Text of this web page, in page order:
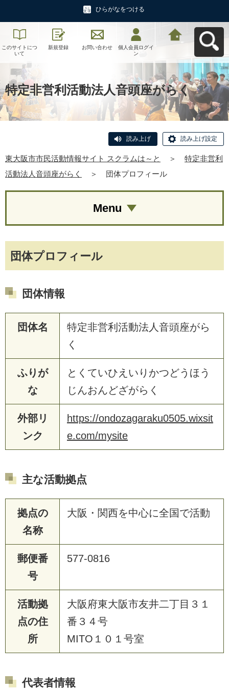
ひらがなをつける
このサイトにつ
いて
新規登録 お問い合わせ
個人会員ログイ
ン
クラムは～とへ
特定非営利活動法人音頭座がらく
読み上げ 読み上げ設定
東大阪市市民活動情報サイト スクラムは～と ＞
特定非営利
活動法人音頭座がらく
＞ 団体プロフィール
団体プロフィール
団体情報
団体名
特定非営利活動法人音頭座がら
く
ふりが
な
とくていひえいりかつどうほう
じんおんどざがらく
外部リ
ンク
https://ondozagaraku0505.wixsit
e.com/mysite
主な活動拠点
拠点の
名称
大阪・関西を中心に全国で活動
郵便番
号
577-0816
活動拠
点の住
所
大阪府東大阪市友井二丁目３１
番３４号
MITO１０１号室
代表者情報
Menu